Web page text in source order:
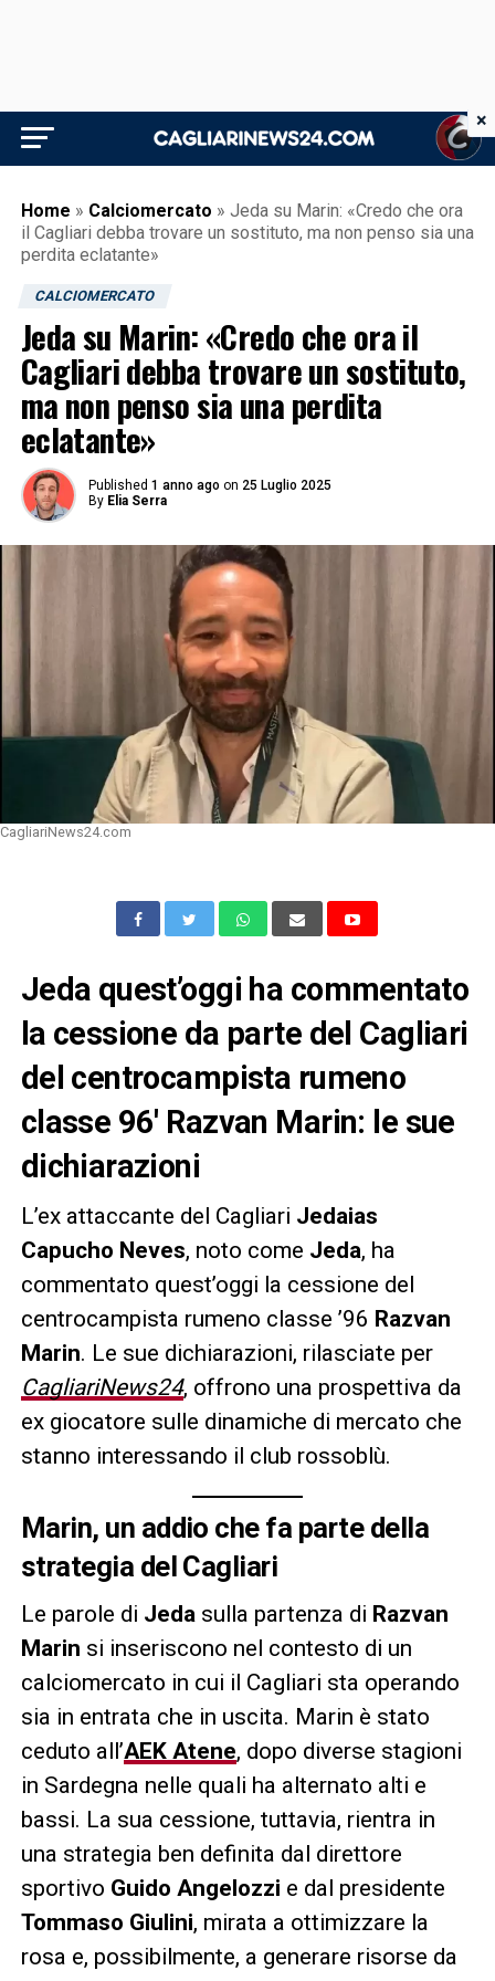
Home » Calciomercato » Jeda su Marin: «Credo che ora
il Cagliari debba trovare un sostituto, ma non penso sia una
perdita eclatante»
CALCIOMERCATO
Jeda su Marin: «Credo che ora il
Cagliari debba trovare un sostituto,
ma non penso sia una perdita
eclatante»
Published 1 anno ago on 25 Luglio 2025
By Elia Serra
CagliariNews24.com
Jeda quest’oggi ha commentato
la cessione da parte del Cagliari
del centrocampista rumeno
classe 96′ Razvan Marin: le sue
dichiarazioni
L’ex attaccante del Cagliari Jedaias
Capucho Neves, noto come Jeda, ha
commentato quest’oggi la cessione del
centrocampista rumeno classe ’96 Razvan
Marin. Le sue dichiarazioni, rilasciate per
CagliariNews24, offrono una prospettiva da
ex giocatore sulle dinamiche di mercato che
stanno interessando il club rossoblù.
Marin, un addio che fa parte della
strategia del Cagliari
Le parole di Jeda sulla partenza di Razvan
Marin si inseriscono nel contesto di un
calciomercato in cui il Cagliari sta operando
sia in entrata che in uscita. Marin è stato
ceduto all’AEK Atene, dopo diverse stagioni
in Sardegna nelle quali ha alternato alti e
bassi. La sua cessione, tuttavia, rientra in
una strategia ben definita dal direttore
sportivo Guido Angelozzi e dal presidente
Tommaso Giulini, mirata a ottimizzare la
rosa e, possibilmente, a generare risorse da
×